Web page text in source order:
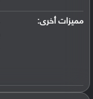
مميزات أخرى: